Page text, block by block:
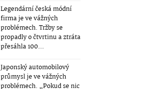
Legendární česká módní
firma je ve vážných
problémech. Tržby se
propadly o čtvrtinu a ztráta
přesáhla 100...
Japonský automobilový
průmysl je ve vážných
problémech. „Pokud se nic